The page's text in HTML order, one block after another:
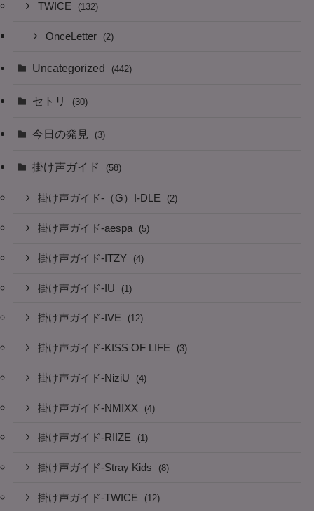
TWICE (132)
OnceLetter (2)
Uncategorized (442)
セトリ (30)
今日の発見 (3)
掛け声ガイド (58)
掛け声ガイド-（G）I-DLE (2)
掛け声ガイド-aespa (5)
掛け声ガイド-ITZY (4)
掛け声ガイド-IU (1)
掛け声ガイド-IVE (12)
掛け声ガイド-KISS OF LIFE (3)
掛け声ガイド-NiziU (4)
掛け声ガイド-NMIXX (4)
掛け声ガイド-RIIZE (1)
掛け声ガイド-Stray Kids (8)
掛け声ガイド-TWICE (12)